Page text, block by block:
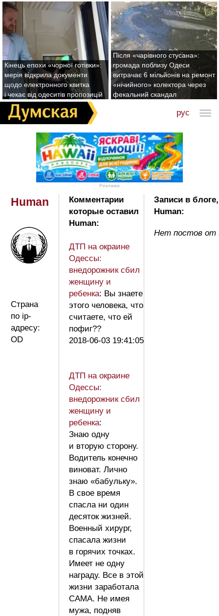
Кінець епохи «чорної готівки»:
мерія відкрила документи
щодо електронного квитка
і чекає від одеситів пропозицій
Після «чарівного стусана»:
громада поблизу Одеси
витрачає 6 мільйонів на ремонт
«нічийного» колектора через
фекальний скандал
рус
Реклама
Human
Страна
по ip-
адресу:
OD
Комментарии
которые оставил
Human:
ДТП на окраине
Одессы:
внедорожник сбил
женщину и
ребенка: Вы знаете
этого человека, что
считаете, что ей
пофиг??
2018-06-03 19:41:05
ДТП на окраине
Одессы:
внедорожник сбил
женщину и
ребенка:
Знаю одну
и вторую сторону.
Водитель конечно
виноват. Лично
знаю «бабульку».
В свое время
спасла ни один
десяток жизней.
Военный хирург,
спасала жизни
в горячих точках.
Имеет не одну
награду. Все в этой
жизни заработала
САМА. Не имея
мужа, подняв
Записи в
Human:
Нет постов от